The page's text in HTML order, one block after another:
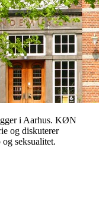
i Aarhus. KØN
og diskuterer
seksualitet.